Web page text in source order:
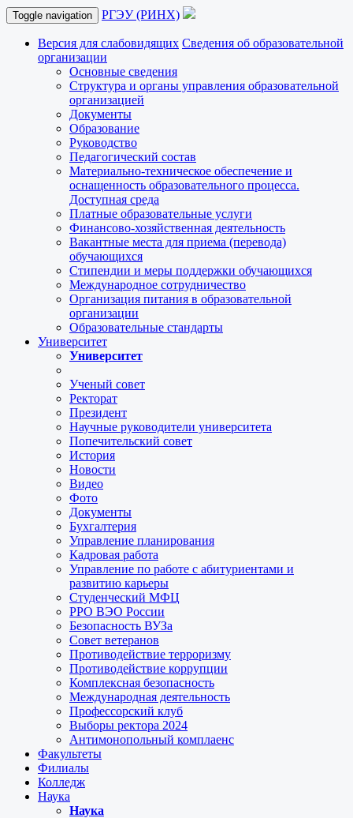
Toggle navigation РГЭУ (РИНХ)
Версия для слабовидящих Сведения об образовательной
организации
Основные сведения
Структура и органы управления образовательной
организацией
Документы
Образование
Руководство
Педагогический состав
Материально-техническое обеспечение и
оснащенность образовательного процесса.
Доступная среда
Платные образовательные услуги
Финансово-хозяйственная деятельность
Вакантные места для приема (перевода)
обучающихся
Стипендии и меры поддержки обучающихся
Международное сотрудничество
Организация питания в образовательной
организации
Образовательные стандарты
Университет
Университет
Ученый совет
Ректорат
Президент
Научные руководители университета
Попечительский совет
История
Новости
Видео
Фото
Документы
Бухгалтерия
Управление планирования
Кадровая работа
Управление по работе с абитуриентами и
развитию карьеры
Студенческий МФЦ
РРО ВЭО России
Безопасность ВУЗа
Совет ветеранов
Противодействие терроризму
Противодействие коррупции
Комплексная безопасность
Международная деятельность
Профессорский клуб
Выборы ректора 2024
Антимонопольный комплаенс
Факультеты
Филиалы
Колледж
Наука
Наука